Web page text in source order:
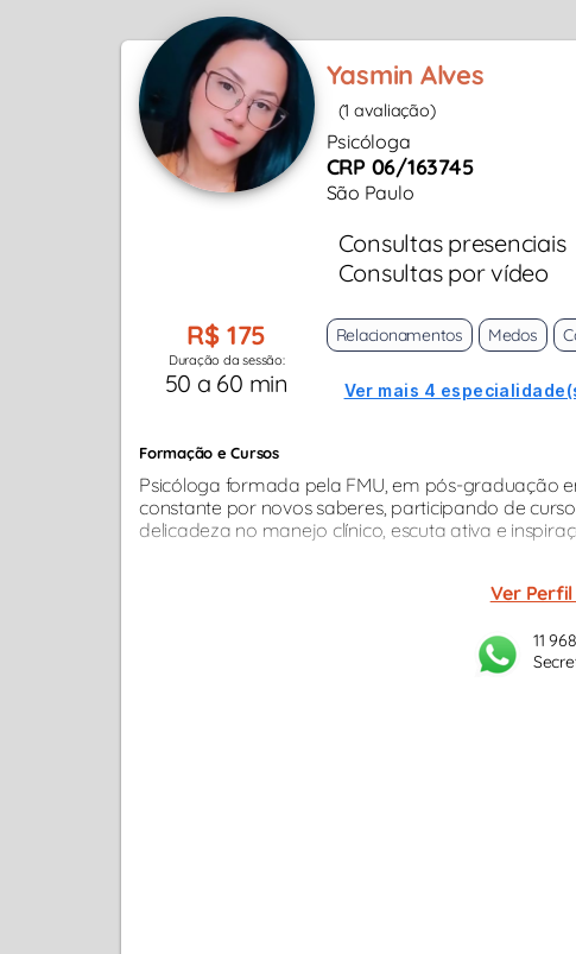
Yasmin Alves
(1 avaliação)
Psicóloga
CRP 06/163745
São Paulo
Consultas presenciais
Consultas por vídeo
R$ 175
Duração da sessão:
50 a 60 min
Relacionamentos Medos
Ver mais 4
Formação e Cursos
Psicóloga formada pela FMU, em pós-graduação
constante por novos saberes, participando de
delicadeza no manejo clínico, escuta ativa e
Ver
11